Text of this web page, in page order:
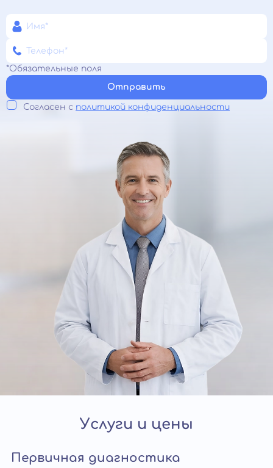
*Обязательные поля
Отправить
Согласен с политикой конфиденциальности
Услуги и цены
Первичная диагностика